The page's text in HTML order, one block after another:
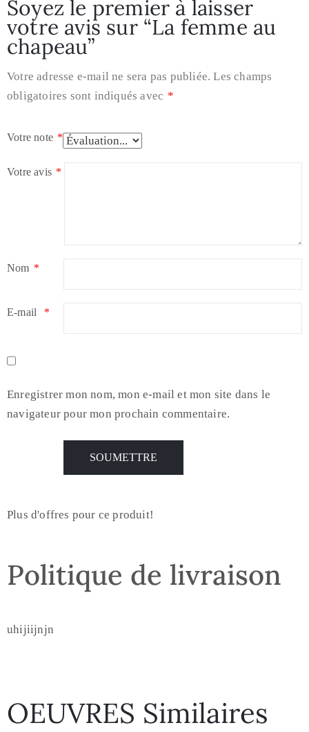
Soyez le premier à laisser
votre avis sur “La femme au
chapeau”
Votre adresse e-mail ne sera pas publiée. Les champs
obligatoires sont indiqués avec *
Votre note *
Votre avis *
Nom *
E-mail *
Enregistrer mon nom, mon e-mail et mon site dans le
navigateur pour mon prochain commentaire.
Plus d'offres pour ce produit!
Politique de livraison
uhijiijnjn
OEUVRES Similaires